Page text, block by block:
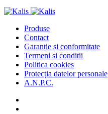
Produse
Contact
Garanție și conformitate
Termeni si conditii
Politica cookies
Protecția datelor personale
A.N.P.C.